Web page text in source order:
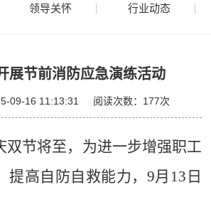
领导关怀 行业动态
展节前消防应急演练活动
09-16 11:13:31 阅读次数： 177次
双节将至，为进一步增强职工
提高自防自救能力， 9月13日